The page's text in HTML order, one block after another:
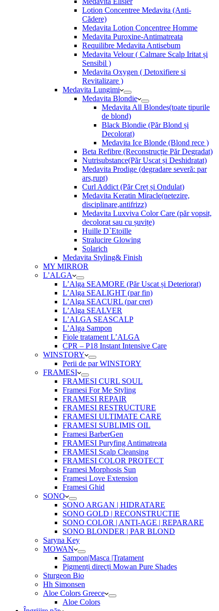
Lotion Concentree Medavita (Anti-
Cădere)
Medavita Lotion Concentree Homme
Medavita Puroxine-Antimatreata
Requilibre Medavita Antisebum
Medavita Velour ( Calmare Scalp Iritat și
Sensibil )
Medavita Oxygen ( Detoxifiere si
Revitalizare )
Medavita Lungimi
Medavita Blondie
Medavita All Blondes(toate tipurile
de blond)
Black Blondie (Păr Blond și
Decolorat)
Medavita Ice Blonde (Blond rece )
Beta Refibre (Reconstrucție Păr Degradat)
Nutrisubstance(Păr Uscat și Deshidratat)
Medavita Prodige (degradare severă: par
ars,rupt)
Curl Addict (Păr Creț și Ondulat)
Medavita Keratin Miracle(netezire,
disciplinare,antifrizz)
Medavita Luxviva Color Care (păr vopsit,
decolorat sau cu șuvițe)
Huille D`Etoille
Stralucire Glowing
Solarich
Medavita Styling& Finish
MY MIRROR
L’ALGA
L’Alga SEAMORE (Păr Uscat și Deteriorat)
L’Alga SEALIGHT (par fin)
L’Alga SEACURL (par cret)
L’Alga SEALVER
L’ALGA SEASCALP
L’Alga Sampon
Fiole tratament L’ALGA
CPR – P18 Instant Intensive Care
WINSTORY
Perii de par WINSTORY
FRAMESI
FRAMESI CURL SOUL
Framesi For Me Styling
FRAMESI REPAIR
FRAMESI RESTRUCTURE
FRAMESI ULTIMATE CARE
FRAMESI SUBLIMIS OIL
Framesi BarberGen
FRAMESI Puryfing Antimatreata
FRAMESI Scalp Cleansing
FRAMESI COLOR PROTECT
Framesi Morphosis Sun
Framesi Love Extension
Framesi Ghid
SONO
SONO ARGAN | HIDRATARE
SONO GOLD | RECONSTRUCTIE
SONO COLOR | ANTI-AGE | REPARARE
SONO BLONDER | PAR BLOND
Saryna Key
MOWAN
Sampon|Masca |Tratament
Pigmenți direcți Mowan Pure Shades
Sturgeon Bio
Hh Simonsen
Aloe Colors Greece
Aloe Colors